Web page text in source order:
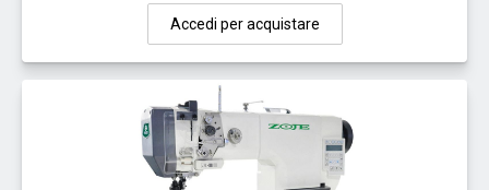
Accedi per acquistare